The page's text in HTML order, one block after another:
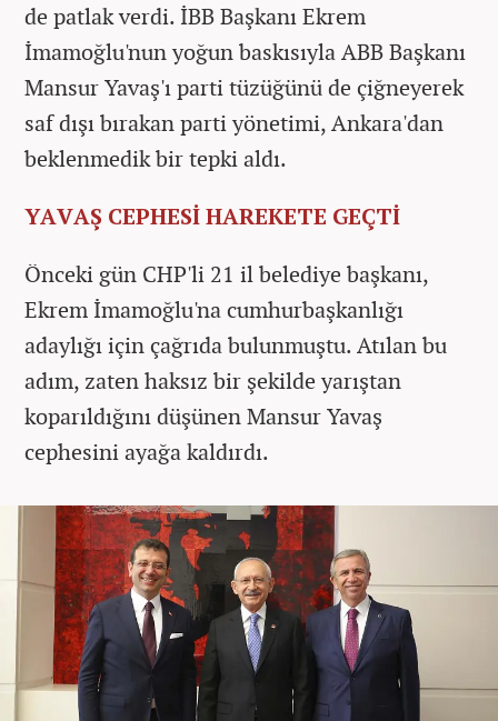
de patlak verdi. İBB Başkanı Ekrem
İmamoğlu'nun yoğun baskısıyla ABB Başkanı
Mansur Yavaş'ı parti tüzüğünü de çiğneyerek
saf dışı bırakan parti yönetimi, Ankara'dan
beklenmedik bir tepki aldı.
YAVAŞ CEPHESİ HAREKETE GEÇTİ
Önceki gün CHP'li 21 il belediye başkanı,
Ekrem İmamoğlu'na cumhurbaşkanlığı
adaylığı için çağrıda bulunmuştu. Atılan bu
adım, zaten haksız bir şekilde yarıştan
koparıldığını düşünen Mansur Yavaş
cephesini ayağa kaldırdı.